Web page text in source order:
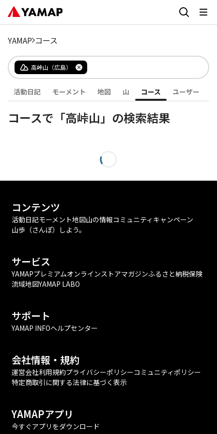
YAMAP コース
高峠山（広島）
活動日記 モーメント 地図 山 コース ユーザー
コースで「高峠山」の検索結果
コンテンツ
活動日記モーメント地図山の情報コミュニティ キャンペーン
山歩（さんぽ）しよう。
サービス
YAMAPプレミアムオンラインストアマガジンふるさと納税保険
流域地図YAMAP LABO
サポート
YAMAP INFOヘルプセンター
会社情報・規約
運営会社利用規約プライバシーポリシーコミュニティポリシー
特定商取引に関する法律に基づく表示
YAMAPアプリ
今すぐアプリをダウンロード